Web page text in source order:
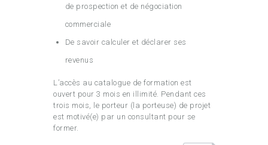
de prospection et de négociation
commerciale
De savoir calculer et déclarer ses
revenus
L’accès au catalogue de formation est
ouvert pour 3 mois en illimité. Pendant ces
trois mois, le porteur (la porteuse) de projet
est motivé(e) par un consultant pour se
former.